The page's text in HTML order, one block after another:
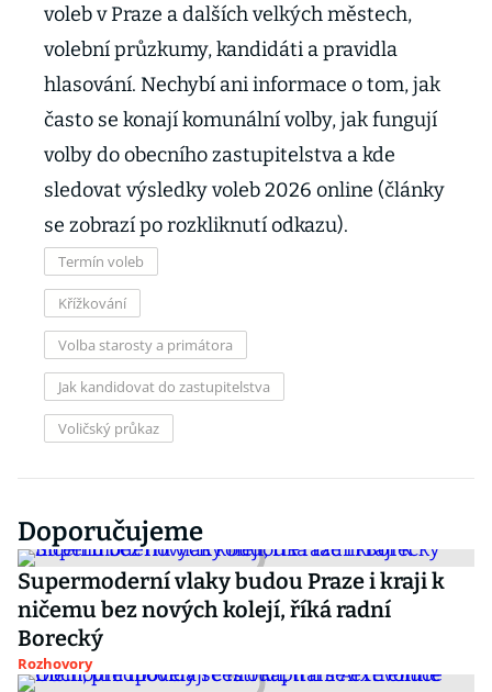
voleb v Praze a dalších velkých městech,
volební průzkumy, kandidáti a pravidla
hlasování. Nechybí ani informace o tom, jak
často se konají komunální volby, jak fungují
volby do obecního zastupitelstva a kde
sledovat výsledky voleb 2026 online (články
se zobrazí po rozkliknutí odkazu).
Termín voleb
Křížkování
Volba starosty a primátora
Jak kandidovat do zastupitelstva
Voličský průkaz
Doporučujeme
Supermoderní vlaky budou Praze i kraji k
ničemu bez nových kolejí, říká radní
Borecký
Rozhovory